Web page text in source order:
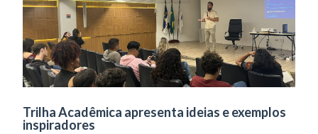
Trilha Acadêmica apresenta ideias e exemplos
inspiradores